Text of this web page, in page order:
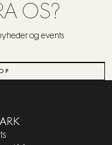
OS?
og events